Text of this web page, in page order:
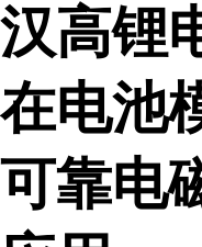
汉高锂
在电池
可靠电